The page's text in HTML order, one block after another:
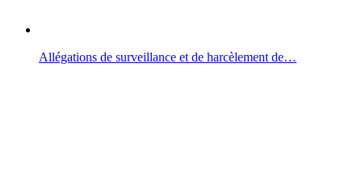
Allégations de surveillance et de harcèlement de…